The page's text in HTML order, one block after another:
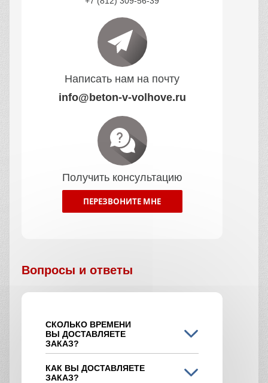
Написать нам на почту
info@beton-v-volhove.ru
Получить консультацию
ПЕРЕЗВОНИТЕ МНЕ
Вопросы и ответы
СКОЛЬКО ВРЕМЕНИ
ВЫ ДОСТАВЛЯЕТЕ
ЗАКАЗ?
КАК ВЫ ДОСТАВЛЯЕТЕ
ЗАКАЗ?